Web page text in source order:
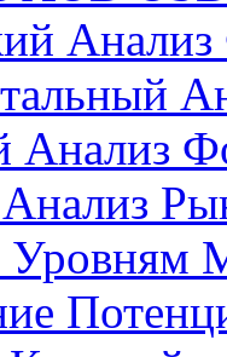
Анализ
Уровням